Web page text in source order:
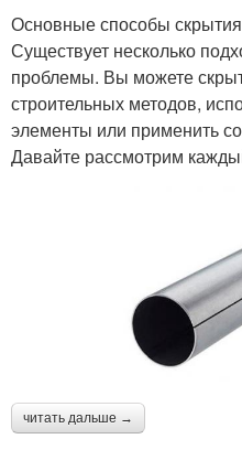
Основные способы
Существует несколько
проблемы. Вы можете
строительных методов,
элементы или применить
Давайте рассмотрим
читать дальше →